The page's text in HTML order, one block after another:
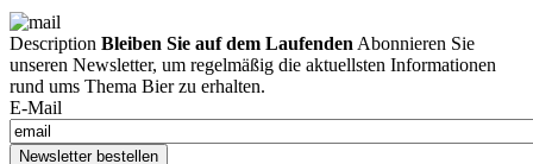
Description Bleiben Sie auf dem Laufenden Abonnieren Sie
unseren Newsletter, um regelmäßig die aktuellsten Informationen
rund ums Thema Bier zu erhalten.
E-Mail
Newsletter bestellen